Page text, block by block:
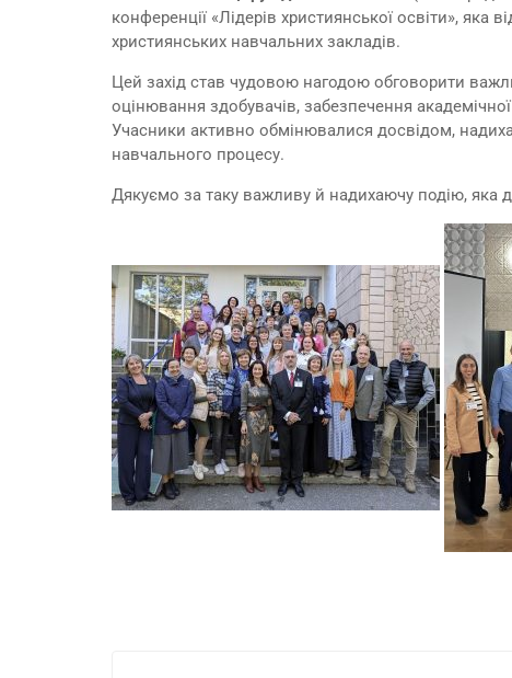
конференції «Лідерів християнської освіти», яка
християнських навчальних закладів.
Цей захід став чудовою нагодою обговорити
оцінювання здобувачів, забезпечення академічної
Учасники активно обмінювалися досвідом,
навчального процесу.
Дякуємо за таку важливу й надихаючу подію, яка